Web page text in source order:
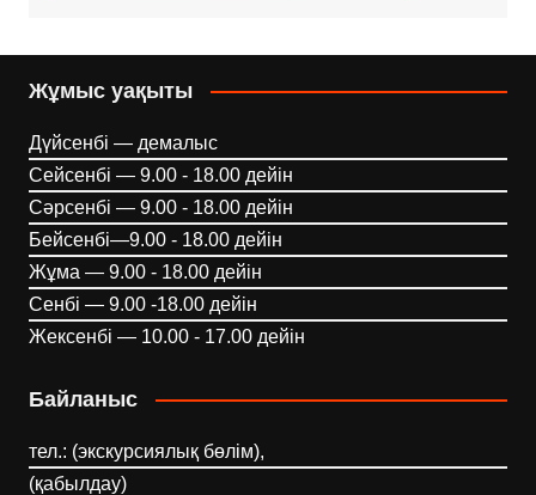
Жұмыс уақыты
Дүйсенбі — демалыс
Сейсенбі — 9.00 - 18.00 дейін
Сәрсенбі — 9.00 - 18.00 дейін
Бейсенбі—9.00 - 18.00 дейін
Жұма — 9.00 - 18.00 дейін
Сенбі — 9.00 -18.00 дейін
Жексенбі — 10.00 - 17.00 дейін
Байланыс
тел.: (экскурсиялық бөлім),
(қабылдау)